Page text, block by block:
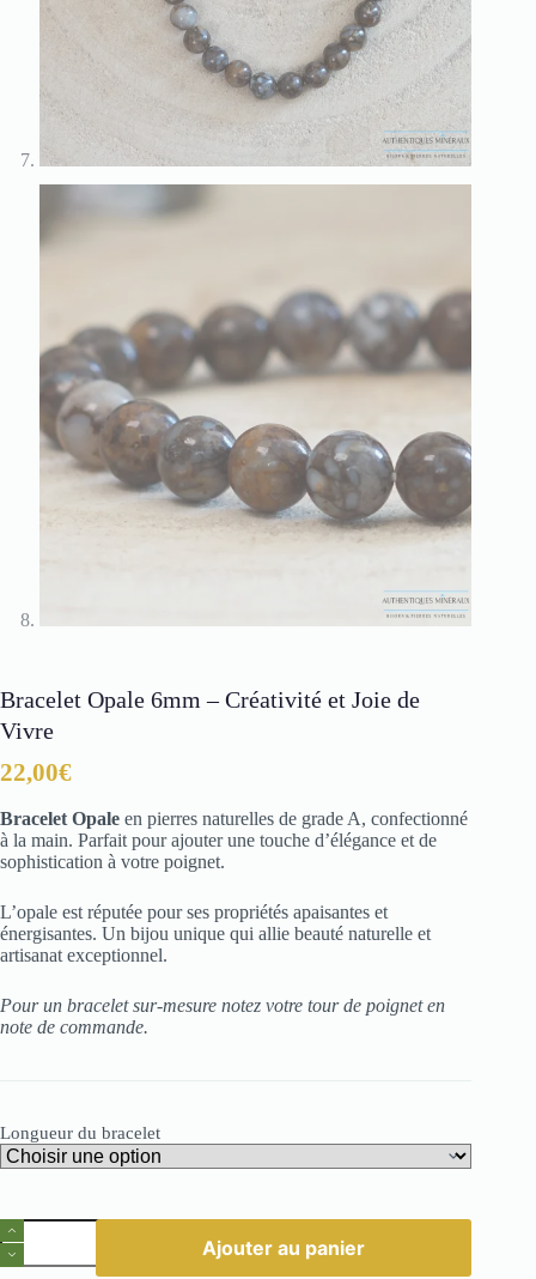
Bracelet Opale 6mm – Créativité et Joie de
Vivre
22,00€
Bracelet Opale en pierres naturelles de grade A, confectionné
à la main. Parfait pour ajouter une touche d’élégance et de
sophistication à votre poignet.
L’opale est réputée pour ses propriétés apaisantes et
énergisantes. Un bijou unique qui allie beauté naturelle et
artisanat exceptionnel.
Pour un bracelet sur-mesure notez votre tour de poignet en
note de commande.
Longueur du bracelet
quantité
de
Bracelet
Ajouter au panier